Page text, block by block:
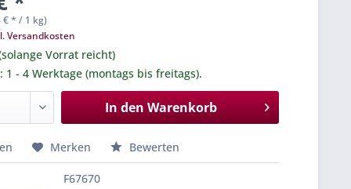
€ * / 1 kg)
Versandkosten
Vorrat reicht)
1 - 4 Werktage (montags bis freitags).
In den Warenkorb
Merken Bewerten
F67670